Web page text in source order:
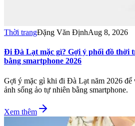
Thời trangĐặng Văn ĐịnhAug 8, 2026
Đi Đà Lạt mặc gì? Gợi ý phối đồ thời
bằng smartphone 2026
Gợi ý mặc gì khi đi Đà Lạt năm 2026 để
ảnh sống ảo tự nhiên bằng smartphone.
Xem thêm